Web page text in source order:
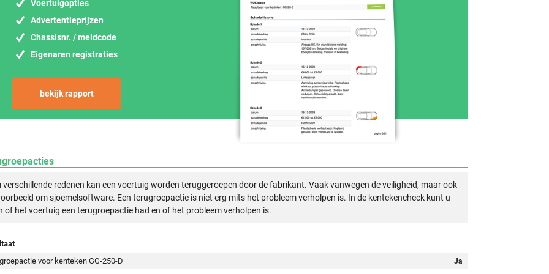
Voertuigopties
Advertentieprijzen
Chassisnr. / meldcode
Eigenaren registraties
bekijk rapport
verschillende redenen kan een voertuig worden teruggeroepen door de fabrikant. Vaak vanwegen de veiligheid, maar ook
om sjoemelsoftware. Een terugroepactie is niet erg mits het probleem verholpen is. In de kentekencheck kunt u
of het voertuig een terugroepactie had en of het probleem verholpen is.
voor kenteken GG-250-D
Ja